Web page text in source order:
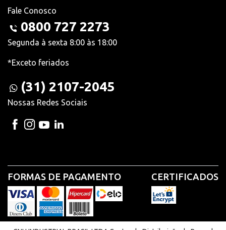
Fale Conosco
0800 727 2273
Segunda à sexta 8:00 às 18:00
*Exceto feriados
(31) 2107-2045
Nossas Redes Sociais
FORMAS DE PAGAMENTO CERTIFICADOS